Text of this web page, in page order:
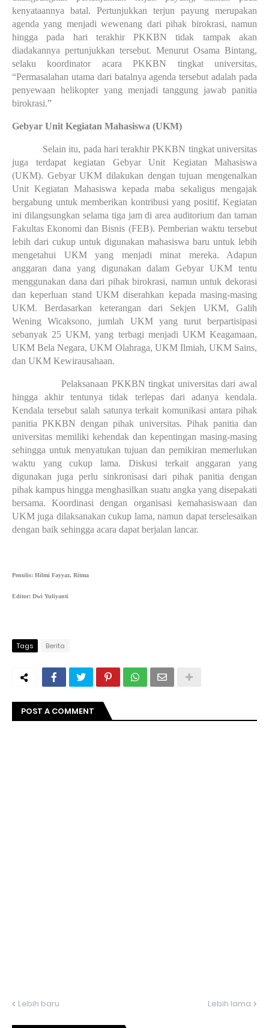
kenyataannya batal. Pertunjukkan terjun payung merupakan
agenda yang menjadi wewenang dari pihak birokrasi, namun
hingga pada hari terakhir PKKBN tidak tampak akan
diadakannya pertunjukkan tersebut. Menurut Osama Bintang,
selaku koordinator acara PKKBN tingkat universitas,
“Permasalahan utama dari batalnya agenda tersebut adalah pada
penyewaan helikopter yang menjadi tanggung jawab panitia
birokrasi.”
Gebyar Unit Kegiatan Mahasiswa (UKM)
Selain itu, pada hari terakhir PKKBN tingkat universitas
juga terdapat kegiatan Gebyar Unit Kegiatan Mahasiswa
(UKM). Gebyar UKM dilakukan dengan tujuan mengenalkan
Unit Kegiatan Mahasiswa kepada maba sekaligus mengajak
bergabung untuk memberikan kontribusi yang positif. Kegiatan
ini dilangsungkan selama tiga jam di area auditorium dan taman
Fakultas Ekonomi dan Bisnis (FEB). Pemberian waktu tersebut
lebih dari cukup untuk digunakan mahasiswa baru untuk lebih
mengetahui UKM yang menjadi minat mereka. Adapun
anggaran dana yang digunakan dalam Gebyar UKM tentu
menggunakan dana dari pihak birokrasi, namun untuk dekorasi
dan keperluan stand UKM diserahkan kepada masing-masing
UKM. Berdasarkan keterangan dari Sekjen UKM, Galih
Wening Wicaksono, jumlah UKM yang turut berpartisipasi
sebanyak 25 UKM, yang terbagi menjadi UKM Keagamaan,
UKM Bela Negara, UKM Olahraga, UKM Ilmiah, UKM Sains,
dan UKM Kewirausahaan.
Pelaksanaan PKKBN tingkat universitas dari awal
hingga akhir tentunya tidak terlepas dari adanya kendala.
Kendala tersebut salah satunya terkait komunikasi antara pihak
panitia PKKBN dengan pihak universitas. Pihak panitia dan
universitas memiliki kehendak dan kepentingan masing-masing
sehingga untuk menyatukan tujuan dan pemikiran memerlukan
waktu yang cukup lama. Diskusi terkait anggaran yang
digunakan juga perlu sinkronisasi dari pihak panitia dengan
pihak kampus hingga menghasilkan suatu angka yang disepakati
bersama. Koordinasi dengan organisasi kemahasiswaan dan
UKM juga dilaksanakan cukup lama, namun dapat terselesaikan
dengan baik sehingga acara dapat berjalan lancar.
Penulis: Hilmi Fayyaz, Ritma
Editor: Dwi Yuliyanti
Tags Berita
POST A COMMENT
Lebih baru Lebih lama